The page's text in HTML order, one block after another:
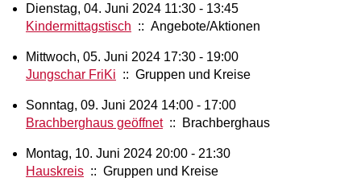
Dienstag, 04. Juni 2024 11:30 - 13:45
Kindermittagstisch :: Angebote/Aktionen
Mittwoch, 05. Juni 2024 17:30 - 19:00
Jungschar FriKi :: Gruppen und Kreise
Sonntag, 09. Juni 2024 14:00 - 17:00
Brachberghaus geöffnet:: Brachberghaus
Montag, 10. Juni 2024 20:00 - 21:30
Hauskreis :: Gruppen und Kreise